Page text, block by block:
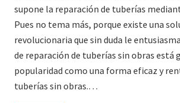
supone la reparación de tuberías
Pues no tema más, porque existe una
revolucionaria que sin duda le
de reparación de tuberías sin obras está
popularidad como una forma eficaz y
tuberías sin obras.…